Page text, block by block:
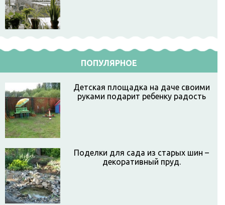
ПОПУЛЯРНОЕ
Детская площадка на даче своими
руками подарит ребенку радость
Поделки для сада из старых шин –
декоративный пруд.